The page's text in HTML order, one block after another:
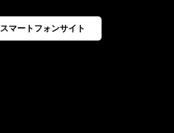
スマートフォンサイト